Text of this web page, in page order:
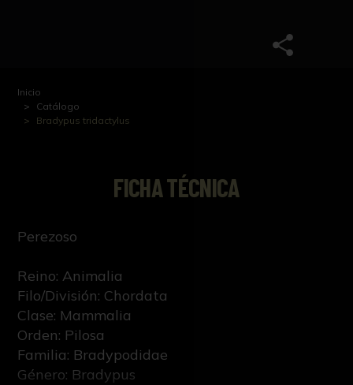
Inicio
Catálogo
Bradypus tridactylus
FICHA TÉCNICA
Perezoso
Reino: Animalia
Filo/División: Chordata
Clase: Mammalia
Orden: Pilosa
Familia: Bradypodidae
Género: Bradypus